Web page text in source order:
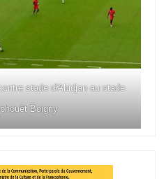
stade d'Abidjan au stade
Boigny